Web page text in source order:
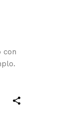
con